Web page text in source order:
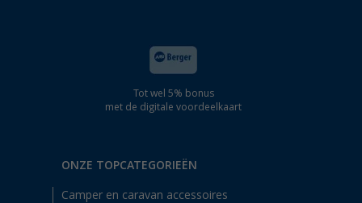
Tot wel 5% bonus
met de digitale voordeelkaart
ONZE TOPCATEGORIEËN
Camper en caravan accessoires